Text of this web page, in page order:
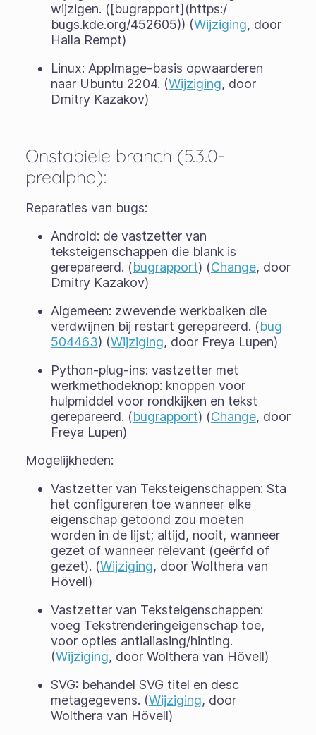
wijzigen. ([bugrapport](https:/
bugs.kde.org/452605)) (Wijziging, door
Halla Rempt)
Linux: AppImage-basis opwaarderen
naar Ubuntu 2204. (Wijziging, door
Dmitry Kazakov)
Onstabiele branch (5.3.0-
prealpha):
Reparaties van bugs:
Android: de vastzetter van
teksteigenschappen die blank is
gerepareerd. (bugrapport) (Change, door
Dmitry Kazakov)
Algemeen: zwevende werkbalken die
verdwijnen bij restart gerepareerd. (bug
504463) (Wijziging, door Freya Lupen)
Python-plug-ins: vastzetter met
werkmethodeknop: knoppen voor
hulpmiddel voor rondkijken en tekst
gerepareerd. (bugrapport) (Change, door
Freya Lupen)
Mogelijkheden:
Vastzetter van Teksteigenschappen: Sta
het configureren toe wanneer elke
eigenschap getoond zou moeten
worden in de lijst; altijd, nooit, wanneer
gezet of wanneer relevant (geërfd of
gezet). (Wijziging, door Wolthera van
Hövell)
Vastzetter van Teksteigenschappen:
voeg Tekstrenderingeigenschap toe,
voor opties antialiasing/hinting.
(Wijziging, door Wolthera van Hövell)
SVG: behandel SVG titel en desc
metagegevens. (Wijziging, door
Wolthera van Hövell)